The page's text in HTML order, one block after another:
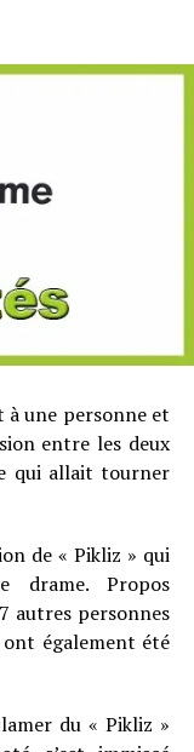
à une personne et
entre les deux
qui allait tourner
de « Pikliz » qui
drame. Propos
autres personnes
également été
du « Pikliz »